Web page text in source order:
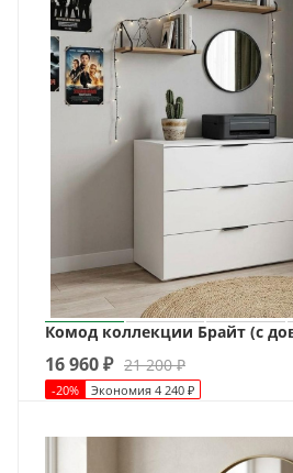
Комод коллекции Брайт (с
16 960₽ 21 200₽
-20% Экономия 4 240 ₽